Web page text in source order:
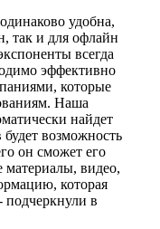
удобна,
так и для офлайн
всегда
эффективно
которые
Наша
найдет
возможность
он сможет его
материалы, видео,
которая
подчеркнули в